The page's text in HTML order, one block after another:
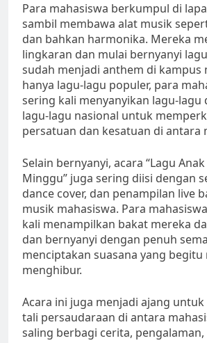
Para mahasiswa berkumpul di
sambil membawa alat musik
dan bahkan harmonika. Mereka
lingkaran dan mulai bernyanyi
sudah menjadi anthem di kampus
hanya lagu-lagu populer, para
sering kali menyanyikan lagu-lagu
lagu-lagu nasional untuk
persatuan dan kesatuan di antara
Selain bernyanyi, acara “Lagu
Minggu” juga sering diisi dengan
dance cover, dan penampilan live
musik mahasiswa. Para
kali menampilkan bakat mereka
dan bernyanyi dengan penuh
menciptakan suasana yang begitu
menghibur.
Acara ini juga menjadi ajang
tali persaudaraan di antara
saling berbagi cerita, pengalaman,